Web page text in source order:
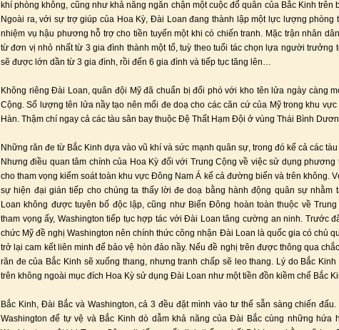
khí phòng không, cũng như khả năng ngăn chận một cuộc đổ quân của Bắc Kinh trên
Ngoài ra, với sự trợ giúp của Hoa Kỳ, Đài Loan đang thành lập một lực lượng phòng
nhiệm vụ hậu phương hỗ trợ cho tiền tuyến một khi có chiến tranh. Mặc trận nhân
từ đơn vị nhỏ nhất từ 3 gia đình thành một tổ, tuỳ theo tuổi tác chọn lựa người trưởng
sẽ được lớn dần từ 3 gia đình, rồi đến 6 gia đình và tiếp tục tăng lên…
Không riêng Đài Loan, quân đội Mỹ đã chuẩn bị đối phó với kho tên lửa ngày càng
Cộng. Số lượng tên lửa nầy tạo nên mối đe doạ cho các căn cứ của Mỹ trong khu vực
Hàn. Thậm chí ngay cả các tàu sân bay thuộc Đệ Thất Hạm Đội ở vùng Thái Bình
Những răn đe từ Bắc Kinh dựa vào vũ khí và sức mạnh quân sự, trong đó kể cả các
Nhưng điều quan tâm chính của Hoa Kỳ đối với Trung Cộng về việc sử dụng phương
cho tham vọng kiểm soát toàn khu vực Đông Nam Á kể cả đường biển và trên không.
sự hiện đại gián tiếp cho chúng ta thấy lời đe doạ bằng hành động quân sự nhằm
Loan không được tuyên bố độc lập, cũng như Biển Đông hoàn toàn thuộc về
tham vọng ấy, Washington tiếp tục hợp tác với Đài Loan tăng cường an ninh. Trước
chức Mỹ đề nghị Washington nên chính thức công nhận Đài Loan là quốc gia có chủ
trở lại cam kết liên minh để bảo vệ hòn đảo nầy. Nếu đề nghị trên được thông qua
răn đe của Bắc Kinh sẽ xuống thang, nhưng tranh chấp sẽ leo thang. Lý do Bắc
trên không ngoài mục đích Hoa Kỳ sử dụng Đài Loan như một tiền đồn kiềm chế Bắc
Bắc Kinh, Đài Bắc và Washington, cả 3 đều đặt mình vào tư thế sẵn sàng chiến
Washington để tự vệ và Bắc Kinh dò dẫm khả năng của Đài Bắc cùng những hứa